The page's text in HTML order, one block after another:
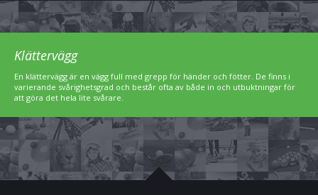
Klättervägg
En klättervägg är en vägg full med grepp för händer och fötter. De finns i
varierande svårighetsgrad och består ofta av både in och utbuktningar för
att göra det hela lite svårare.